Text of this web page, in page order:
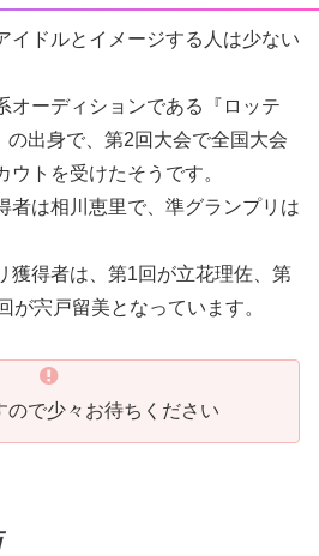
イドルとイメージする人は少ない
オーディションである『ロッテ
の出身で、第2回大会で全国大会
ウトを受けたそうです。
者は相川恵里で、準グランプリは
獲得者は、第1回が立花理佐、第
が宍戸留美となっています。
ので少々お待ちください